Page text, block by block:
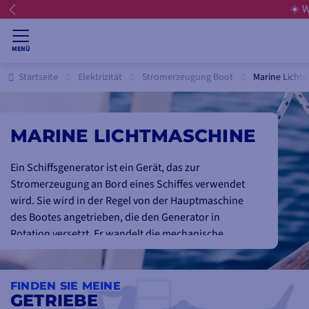
☀️
MENÜ
Startseite Elektrizität Stromerzeugung Boot Marine
MARINE LICHTMASCHINE
Ein Schiffsgenerator ist ein Gerät, das zur
Stromerzeugung an Bord eines Schiffes verwendet
wird. Sie wird in der Regel von der Hauptmaschine
des Bootes angetrieben, die den Generator in
Rotation versetzt. Er wandelt die mechanische
Energie des Motors in elektrische Energie um.
Meist als Batterieladegerät eingesetzt, wird der
erzeugte Strom in einer Batterie gespeichert und
FINDEN SIE MEINE
GETRIEBE